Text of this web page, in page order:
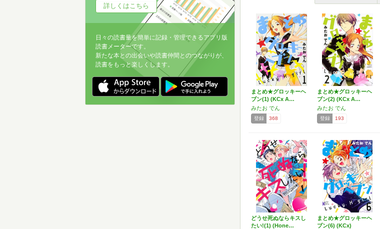
まとめ★グロッキーヘ
ブン(1) (KCx A…
みたお でん
登録 368
まとめ★グロッキーヘ
ブン(2) (KCx A…
みたお でん
登録 193
どうせ死ぬならキスし
たい!(1) (Hone…
まとめ★グロッキーヘ
ブン(6) (KCx)
詳しくはこちら
日々の読書量を簡単に記録・管理できるアプリ版
読書メーターです。
新たな本との出会いや読書仲間とのつながりが、
読書をもっと楽しくします。